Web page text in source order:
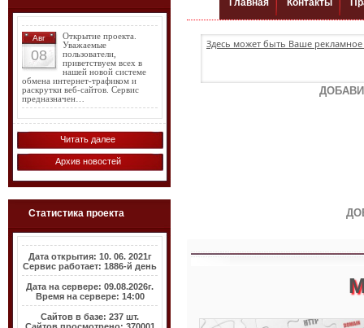
Авг
08
Открытие проекта.
Уважаемые
пользователи,
приветствуем всех в
нашей новой системе
обмена интернет-трафиком и
раскрутки веб-сайтов. Сервис
предназначен…
Читать далее
Архив новостей
Статистика проекта
Дата открытия: 10. 06. 2021г
Сервис работает: 1886-й день
Дата на сервере: 09.08.2026г.
Время на сервере: 14:00
Сайтов в базе: 237 шт.
Сайтов просмотрено: 370001
Здесь может быть Ваше